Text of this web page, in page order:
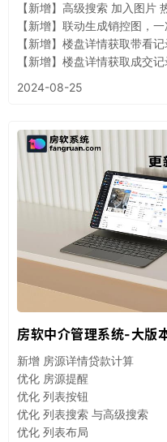
【新增】高级搜索 加入图片
【新增】联动生成销控图，
【新增】楼盘详情获取带看
【新增】楼盘详情获取成交
2024-08-25
房软中介管理系统-大
新增 房源详情贷款计算
优化 房源提醒
优化 列表按钮
优化 列表搜索 与高级搜索
优化 列表布局